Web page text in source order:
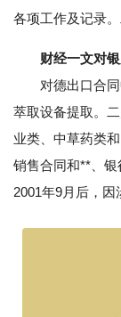
各项工作及记录
财经一文对
对德出口合同
萃取设备提取。
业类、中草药类
销售合同和**、银
2001年9月后，因